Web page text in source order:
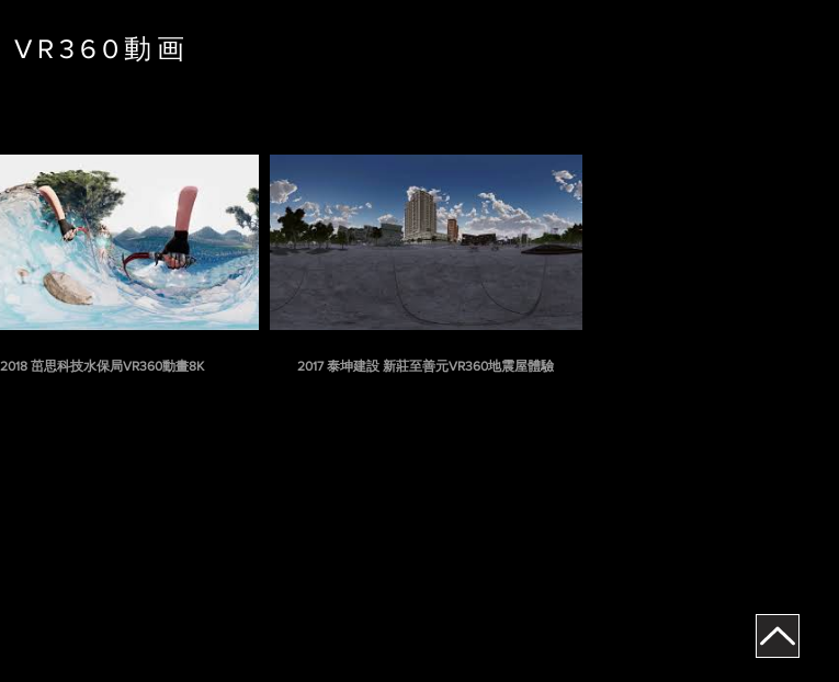
VR360動画
2018 茁思科技水保局VR360動畫8K 2017 泰坤建設 新莊至善元VR360地震屋體驗